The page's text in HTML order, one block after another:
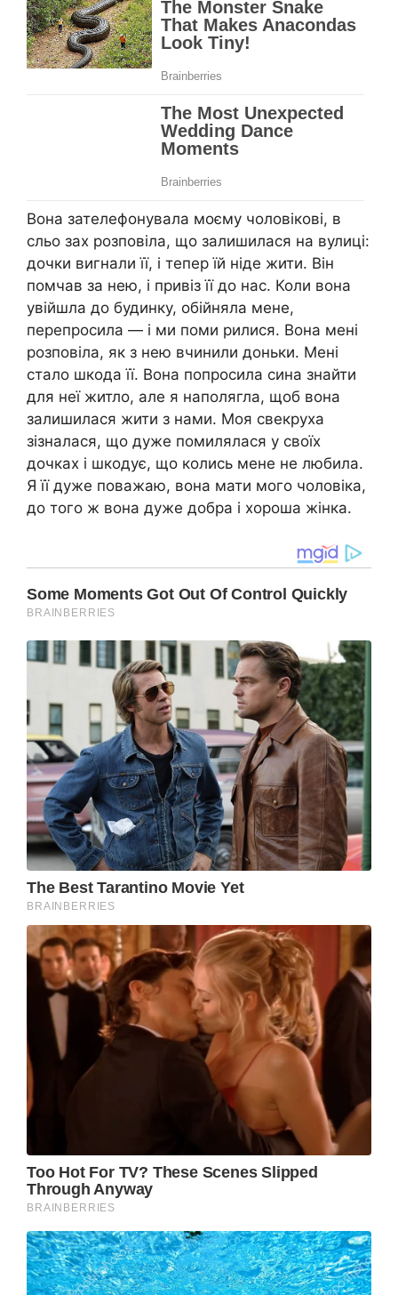
Вона зателефонувала моєму чоловікові, в
сльо зах розповіла, що залишилася на вулиці:
дочки вигнали її, і тепер їй ніде жити. Він
помчав за нею, і привіз її до нас. Коли вона
увійшла до будинку, обійняла мене,
перепросила — і ми поми рилися. Вона мені
розповіла, як з нею вчинили доньки. Мені
стало шкода її. Вона попросила сина знайти
для неї житло, але я наполягла, щоб вона
залишилася жити з нами. Моя свекруха
зізналася, що дуже помилялася у своїх
дочках і шкодує, що колись мене не любила.
Я її дуже поважаю, вона мати мого чоловіка,
до того ж вона дуже добра і хороша жінка.